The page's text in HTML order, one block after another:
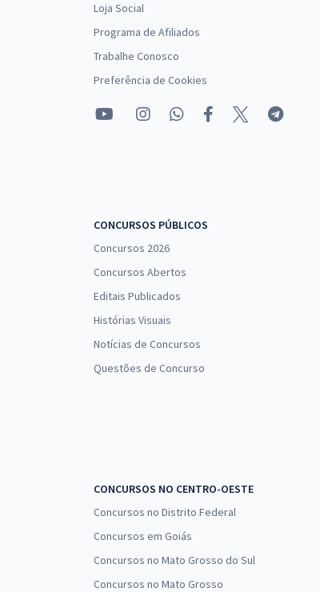
Loja Social
Programa de Afiliados
Trabalhe Conosco
Preferência de Cookies
CONCURSOS PÚBLICOS
Concursos 2026
Concursos Abertos
Editais Publicados
Histórias Visuais
Notícias de Concursos
Questões de Concurso
CONCURSOS NO CENTRO-OESTE
Concursos no Distrito Federal
Concursos em Goiás
Concursos no Mato Grosso do Sul
Concursos no Mato Grosso